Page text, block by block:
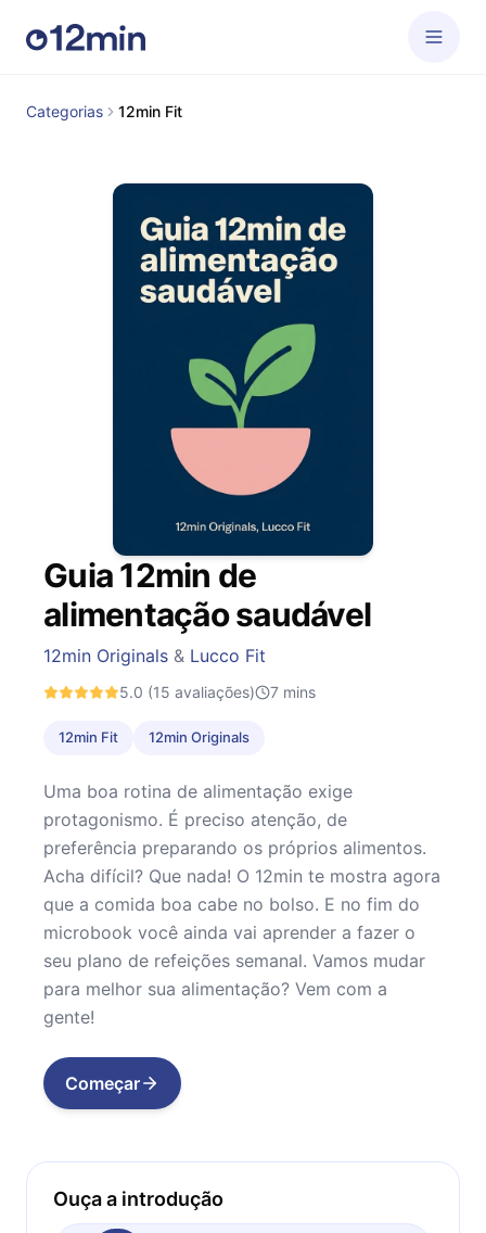
Categorias 12min Fit
Guia 12min de
alimentação saudável
12min Originals & Lucco Fit
5.0 (15 avaliações) 7 mins
12min Fit 12min Originals
Uma boa rotina de alimentação exige
protagonismo. É preciso atenção, de
preferência preparando os próprios alimentos.
Acha difícil? Que nada! O 12min te mostra agora
que a comida boa cabe no bolso. E no fim do
microbook você ainda vai aprender a fazer o
seu plano de refeições semanal. Vamos mudar
para melhor sua alimentação? Vem com a
gente!
Começar
Ouça a introdução